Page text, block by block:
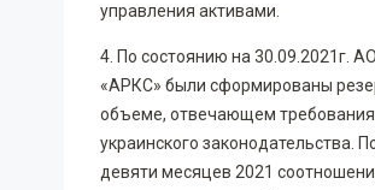
управления активами.
4. По состоянию на 30.09.2021г.
«АРКС» были сформированы
объеме, отвечающем
украинского законодательства.
девяти месяцев 2021